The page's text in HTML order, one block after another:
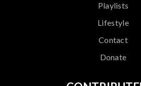
Playlists
Lifestyle
Contact
Donate